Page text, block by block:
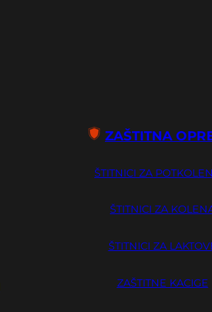
ZAŠTITNA
ŠTITNICI ZA
ŠTITNICI ZA
ŠTITNICI ZA
ZAŠTITNE KACIGE